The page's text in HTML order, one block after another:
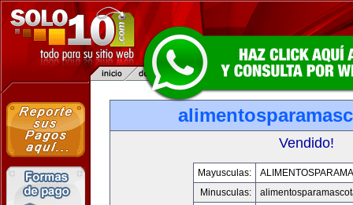
Vendido!
Mayusculas:
Minusculas: